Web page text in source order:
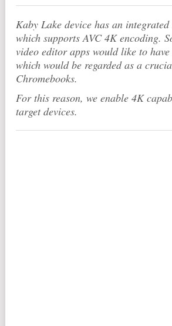
Kaby Lake device has an
which supports AVC 4K encoding.
video editor apps would like to
which would be regarded as a
Chromebooks.
For this reason, we enable 4K
target devices.